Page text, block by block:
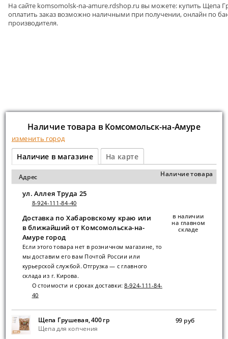
На сайте komsomolsk-na-amure.rdshop.ru вы можете: купить Щепа
оплатить заказ возможно наличными при получении, онлайн по
производителя.
Наличие товара в Комсомольск-на-Амуре
изменить город
Наличие в магазине На карте
Адрес Наличие товара
ул. Аллея Труда 25
8-924-111-84-40
Доставка по Хабаровскому краю или
в ближайший от Комсомольска-на-
Амуре город
Если этого товара нет в розничном магазине, то
мы доставим его вам Почтой России или
курьерской службой. Отгрузка — с главного
склада из г. Кирова.
О стоимости и сроках доставки: 8-924-111-84-
40
в наличии
на главном
складе
Щепа Грушевая, 400 гр
Щепа для копчения
99 руб